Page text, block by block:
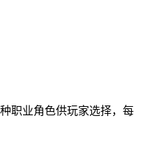
职业角色供玩家选择，每